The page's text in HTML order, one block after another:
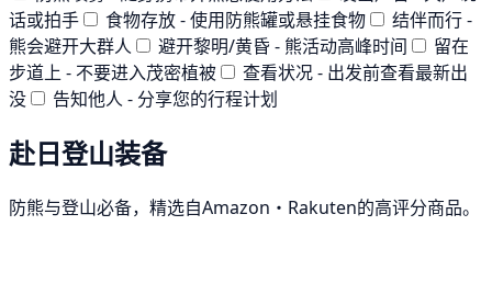
话或拍手
食物存放 - 使用防熊罐或悬挂食物
结伴而行 -
熊会避开大群人
避开黎明/黄昏 - 熊活动高峰时间
留在
步道上 - 不要进入茂密植被
查看状况 - 出发前查看最新出
没
告知他人 - 分享您的行程计划
赴日登山装备
防熊与登山必备，精选自Amazon・Rakuten的高评分商品。